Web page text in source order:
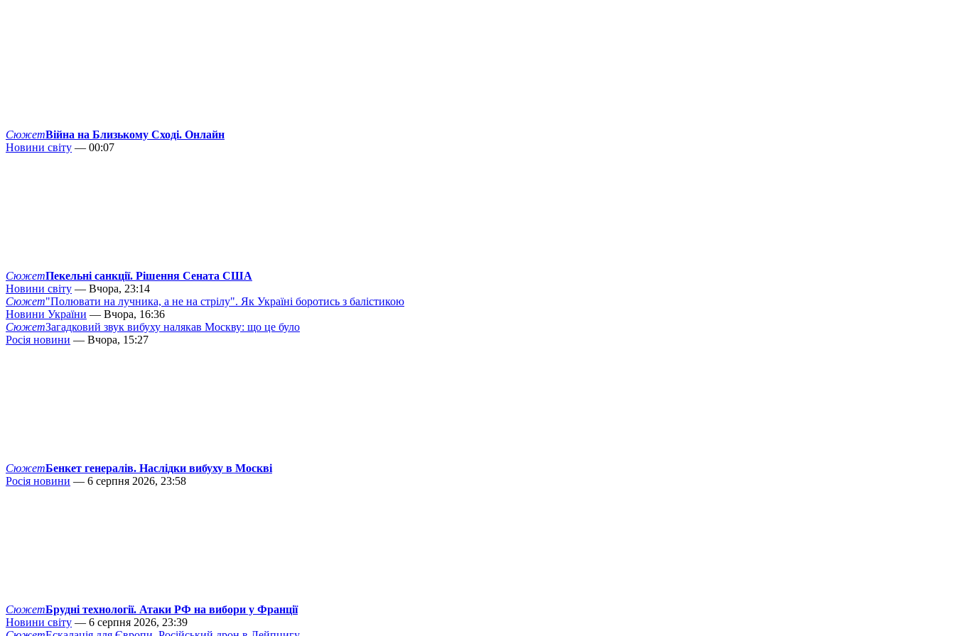
СюжетВійна на Близькому Сході. Онлайн
Новини світу — 00:07
СюжетПекельні санкції. Рішення Сената США
Новини світу — Вчора, 23:14
Сюжет"Полювати на лучника, а не на стрілу". Як Україні боротись з балістикою
Новини України — Вчора, 16:36
СюжетЗагадковий звук вибуху налякав Москву: що це було
Росія новини — Вчора, 15:27
СюжетБенкет генералів. Наслідки вибуху в Москві
Росія новини — 6 серпня 2026, 23:58
СюжетБрудні технології. Атаки РФ на вибори у Франції
Новини світу — 6 серпня 2026, 23:39